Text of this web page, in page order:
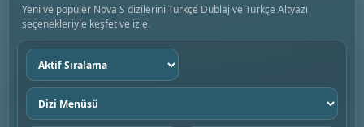
Yeni ve popüler Nova S dizilerini Türkçe Dublaj ve Türkçe Altyazı
seçenekleriyle keşfet ve izle.
Sıralama
seç
Dizi
menüsü